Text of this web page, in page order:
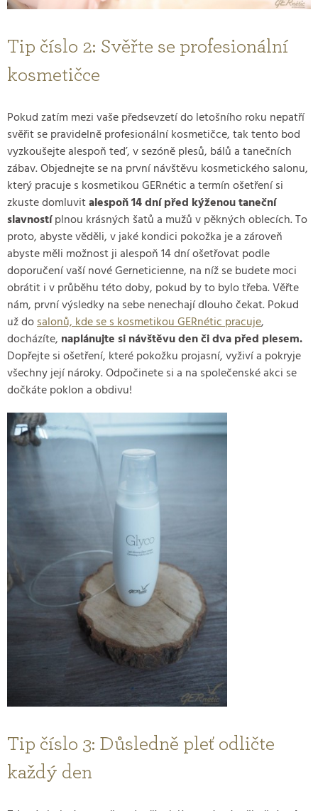
Tip číslo 2: Svěřte se profesionální
kosmetičce
Pokud zatím mezi vaše předsevzetí do letošního roku nepatří
svěřit se pravidelně profesionální kosmetičce, tak tento bod
vyzkoušejte alespoň teď, v sezóně plesů, bálů a tanečních
zábav. Objednejte se na první návštěvu kosmetického salonu,
který pracuje s kosmetikou GERnétic a termín ošetření si
zkuste domluvitalespoň 14 dní před kýženou taneční
slavnostíplnou krásných šatů a mužů v pěkných oblecích. To
proto, abyste věděli, v jaké kondici pokožka je a zároveň
abyste měli možnost ji alespoň 14 dní ošetřovat podle
doporučení vaší nové Gerneticienne, na níž se budete moci
obrátit i v průběhu této doby, pokud by to bylo třeba. Věřte
nám, první výsledky na sebe nenechají dlouho čekat. Pokud
už dosalonů, kde se s kosmetikou GERnétic pracuje,
docházíte, naplánujte si návštěvu den či dva před plesem.
Dopřejte si ošetření, které pokožku projasní, vyživí a pokryje
všechny její nároky. Odpočinete si a na společenské akci se
dočkáte poklon a obdivu!
Tip číslo 3: Důsledně pleť odličte
každý den